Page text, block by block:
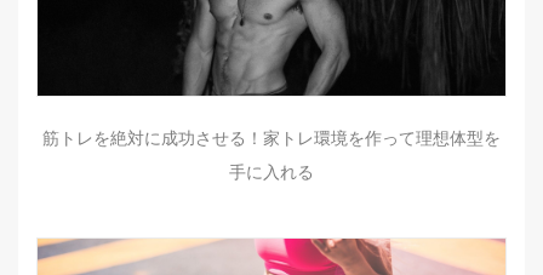
筋トレを絶対に成功させる！家トレ環境を作って理想体型を
手に入れる